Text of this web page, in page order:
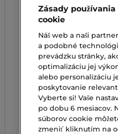
Zásady
cookie
Náš web a naši
a podobné
prevádzku stránky,
optimalizáciu jej
alebo personalizáciu
poskytovanie
Vyberte si! Vaše
po dobu 6 mesiacov.
súborov cookie
zmeniť kliknutím na